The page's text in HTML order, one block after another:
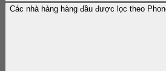
Các nhà hàng hàng đầu được lọc theo